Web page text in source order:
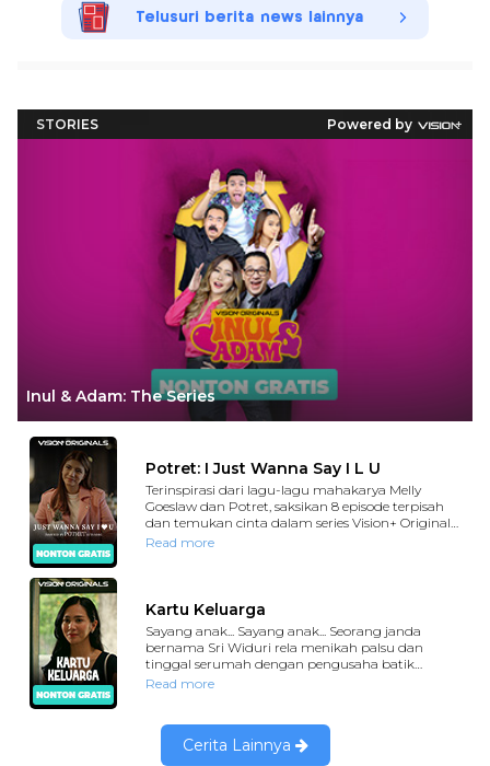
Telusuri berita news lainnya